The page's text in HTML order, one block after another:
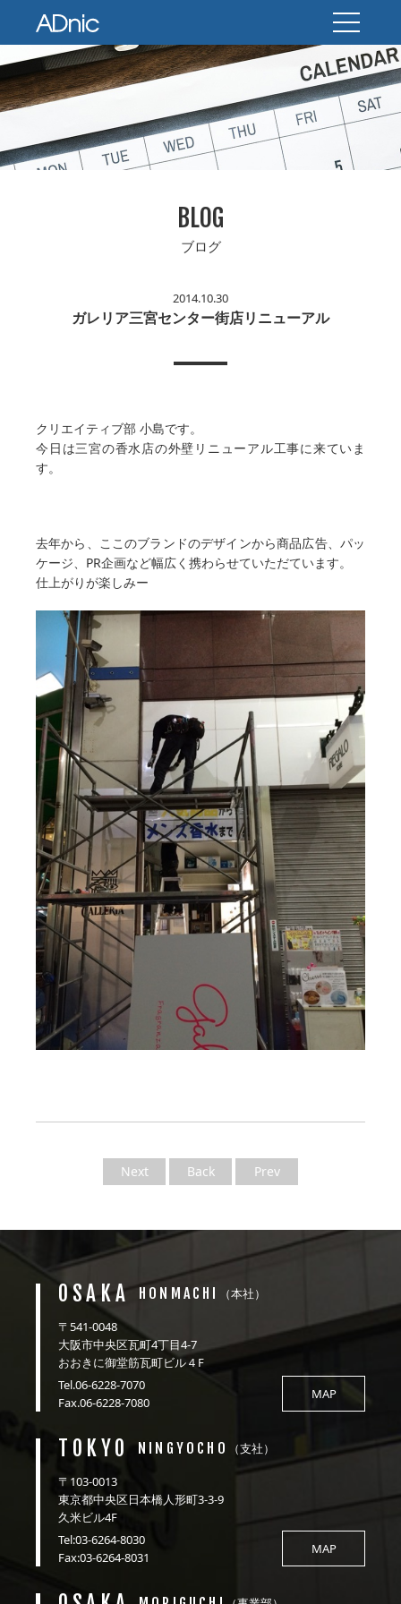
BLOG
ブログ
2014.10.30
ガレリア三宮センター街店リニューアル
クリエイティブ部 小島です。
今日は三宮の香水店の外壁リニューアル工事に来ていま
す。
去年から、ここのブランドのデザインから商品広告、パッ
ケージ、PR企画など幅広く携わらせていただています。
仕上がりが楽しみー
Next Back Prev
OSAKA HONMACHI （本社）
〒541-0048
大阪市中央区瓦町4丁目4-7
おおきに御堂筋瓦町ビル４F
Tel.06-6228-7070
Fax.06-6228-7080
MAP
TOKYO NINGYOCHO （支社）
〒103-0013
東京都中央区日本橋人形町3-3-9
久米ビル4F
Tel:03-6264-8030
Fax:03-6264-8031
MAP